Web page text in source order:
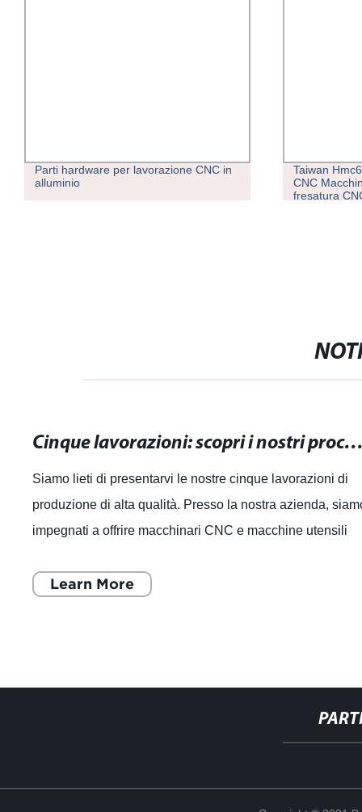
Parti hardware per lavorazione CNC in
alluminio
Taiwan
CNC
fresatura
Cinque lavorazioni: scopri i nostri processi di
Siamo lieti di presentarvi le nostre cinque lavorazioni di
produzione di alta qualità. Presso la nostra azienda,
impegnati a offrire macchinari CNC e macchine utensili
Learn More